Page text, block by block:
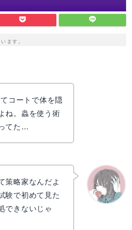
ます。
コートで体を隠
ね。蟲を使う術
てた…
策略家なんだよ
験で初めて見た
できないじゃ